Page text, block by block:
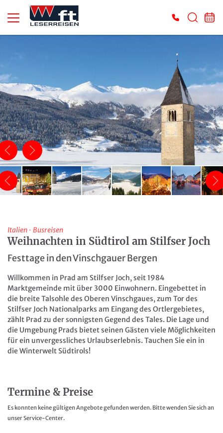
Es konnten keine gültigen Angebote gefunden werden. Bitte wenden Sie sich an
Italien · Busreisen
Weihnachten in Südtirol am Stilfser Joch
Festtage in den Vinschgauer Bergen
Willkommen in Prad am Stilfser Joch, seit 1984
Marktgemeinde mit über 3000 Einwohnern. Eingebettet in
die breite Talsohle des Oberen Vinschgaues, zum Tor des
Stilfser Joch Nationalparks am Eingang des Ortlergebietes,
zählt Prad zu der sonnigsten Gegend des Tales. Die Lage und
die Umgebung Prads bietet seinen Gästen viele Möglichkeiten
für ein unvergessliches Urlaubserlebnis. Tauchen Sie ein in
die Winterwelt Südtirols!
Termine & Preise
Es konnten keine gültigen Angebote gefunden werden. Bitte wenden Sie sich an
unser Service-Center.